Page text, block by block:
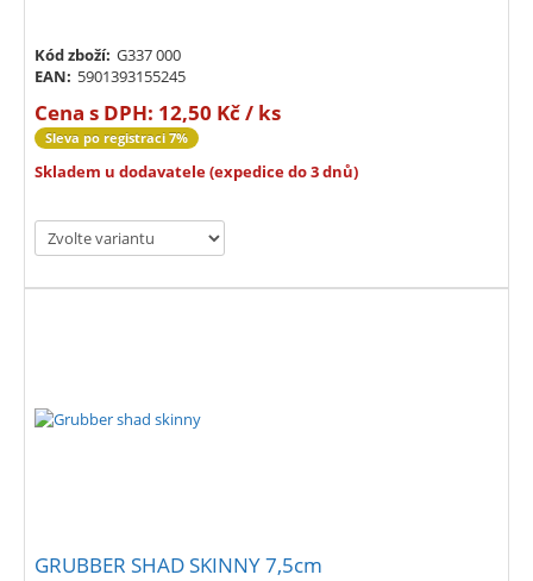
Kód zboží: G337 000
EAN: 5901393155245
Cena s DPH: 12,50 Kč / ks
Sleva po registraci 7%
Skladem u dodavatele (expedice do 3 dnů)
GRUBBER SHAD SKINNY 7,5cm